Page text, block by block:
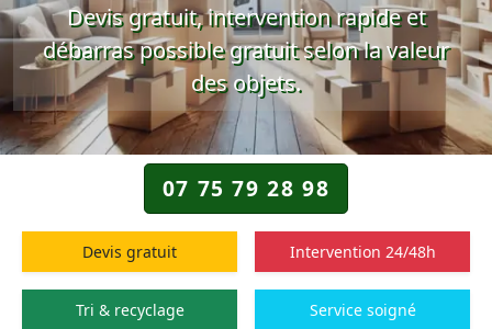
Devis gratuit, intervention rapide et
débarras possible gratuitselon la valeur
des objets.
07 75 79 28 98
Devis gratuit Intervention 24/48h
Tri & recyclage Service soigné